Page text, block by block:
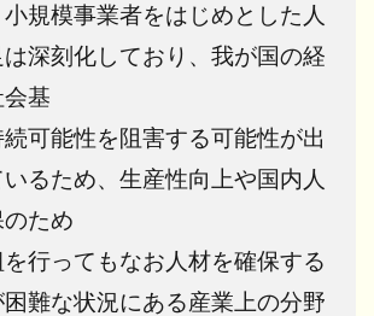
規模事業者をはじめとした人
深刻化しており、我が国の経
基
可能性を阻害する可能性が出
るため、生産性向上や国内人
ため
行ってもなお人材を確保する
困難な状況にある産業上の分野